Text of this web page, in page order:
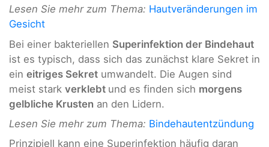
Lesen Sie mehr zum Thema: Hautveränderungen im
Gesicht
Bei einer bakteriellen Superinfektion der Bindehaut
ist es typisch, dass sich das zunächst klare Sekret in
ein eitriges Sekret umwandelt. Die Augen sind
meist stark verklebt und es finden sich morgens
gelbliche Krusten an den Lidern.
Lesen Sie mehr zum Thema: Bindehautentzündung
Prinzipiell kann eine Superinfektion häufig daran